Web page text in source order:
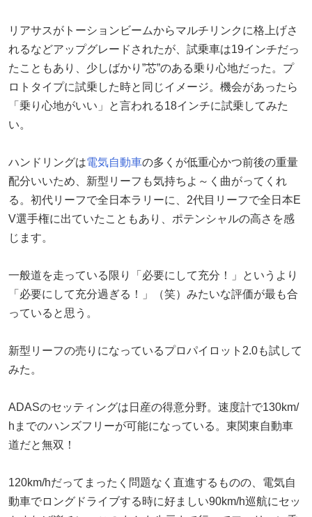
リアサスがトーションビームからマルチリンクに格上げさ
れるなどアップグレードされたが、試乗車は19インチだっ
たこともあり、少しばかり”芯”のある乗り心地だった。プ
ロトタイプに試乗した時と同じイメージ。機会があったら
「乗り心地がいい」と言われる18インチに試乗してみた
い。
ハンドリングは電気自動車の多くが低重心かつ前後の重量
配分いいため、新型リーフも気持ちよ～く曲がってくれ
る。初代リーフで全日本ラリーに、2代目リーフで全日本E
V選手権に出ていたこともあり、ポテンシャルの高さを感
じます。
一般道を走っている限り「必要にして充分！」というより
「必要にして充分過ぎる！」（笑）みたいな評価が最も合
っていると思う。
新型リーフの売りになっているプロパイロット2.0も試して
みた。
ADASのセッティングは日産の得意分野。速度計で130km/
hまでのハンズフリーが可能になっている。東関東自動車
道だと無双！
120km/hだってまったく問題なく直進するものの、電気自
動車でロングドライブする時に好ましい90km/h巡航にセッ